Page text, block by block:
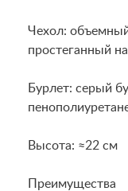
Чехол:
простеганный
Бурлет: серый
Высота: ≈22 см
Преимущества